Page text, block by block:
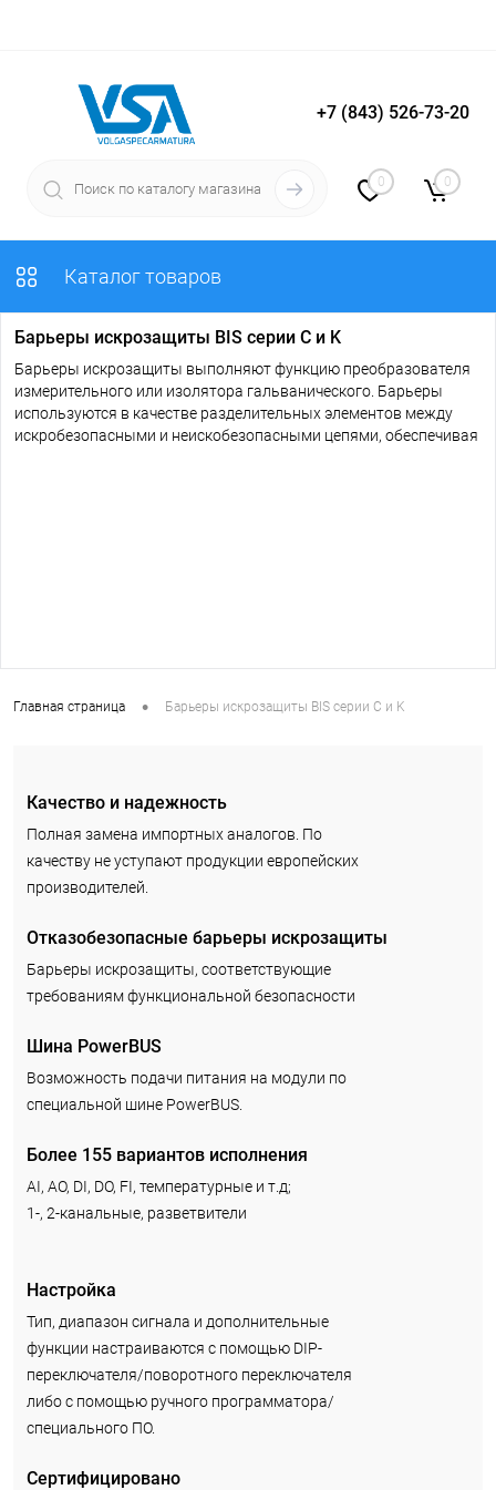
Вход Регистрация
+7 (843) 526-73-20
0 0
Каталог товаров
Барьеры искрозащиты BIS серии С и K
Барьеры искрозащиты выполняют функцию преобразователя
измерительного или изолятора гальванического. Барьеры
используются в качестве разделительных элементов между
искробезопасными и неискобезопасными цепями, обеспечивая
Главная страница • Барьеры искрозащиты BIS серии С и K
Качество и надежность
Полная замена импортных аналогов. По
качеству не уступают продукции европейских
производителей.
Отказобезопасные барьеры искрозащиты
Барьеры искрозащиты, соответствующие
требованиям функциональной безопасности
Шина PowerBUS
Возможность подачи питания на модули по
специальной шине PowerBUS.
Более 155 вариантов исполнения
AI, AO, DI, DO, FI, температурные и т.д;
1-, 2-канальные, разветвители
Настройка
Тип, диапазон сигнала и дополнительные
функции настраиваются с помощью DIP-
переключателя/поворотного переключателя
либо с помощью ручного программатора/
специального ПО.
Сертифицировано